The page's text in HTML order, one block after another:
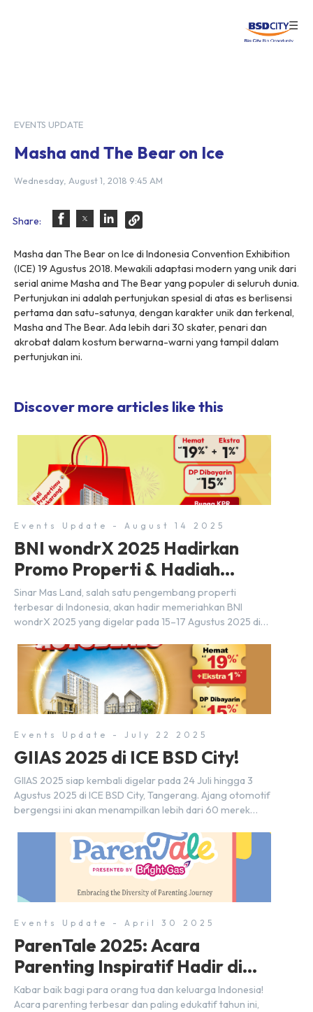
☰
EVENTS UPDATE
Masha and The Bear on Ice
Wednesday, August 1, 2018 9:45 AM
Share:
Masha dan The Bear on Ice di Indonesia Convention Exhibition
(ICE) 19 Agustus 2018. Mewakili adaptasi modern yang unik dari
serial anime Masha and The Bear yang populer di seluruh dunia.
Pertunjukan ini adalah pertunjukan spesial di atas es berlisensi
pertama dan satu-satunya, dengan karakter unik dan terkenal,
Masha and The Bear. Ada lebih dari 30 skater, penari dan
akrobat dalam kostum berwarna-warni yang tampil dalam
pertunjukan ini.
Discover more articles like this
Events Update - August 14 2025
BNI wondrX 2025 Hadirkan
Promo Properti & Hadiah
Eksklusif
Sinar Mas Land, salah satu pengembang properti
terbesar di Indonesia, akan hadir memeriahkan BNI
wondrX 2025 yang digelar pada 15–17 Agustus 2025 di
di Hall 9, Booth Sinar Mas Land. Partisipasi ini menjadi
wujud komitmen Sinar Mas Land dalam memberikan
kemudahan dan pengalaman berbeda bagi para pencari
hunian […]
Events Update - July 22 2025
GIIAS 2025 di ICE BSD City!
GIIAS 2025 siap kembali digelar pada 24 Juli hingga 3
Agustus 2025 di ICE BSD City, Tangerang. Ajang otomotif
bergengsi ini akan menampilkan lebih dari 60 merek
pendukung. Tak hanya menjadi pusat perhatian bagi
para pecinta otomotif, GIIAS juga menjadi tempat
berkumpulnya komunitas dan pelaku industri untuk
Events Update - April 30 2025
ParenTale 2025: Acara
Parenting Inspiratif Hadir di
BSD City!
Kabar baik bagi para orang tua dan keluarga Indonesia!
Acara parenting terbesar dan paling edukatif tahun ini,